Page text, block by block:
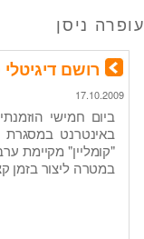
עופרה ניסן
רושם
17.10.2009
ביום חמישי
באינטרנט במסגרת
"קומליין" מקיימת
במטרה ליצור בזמן